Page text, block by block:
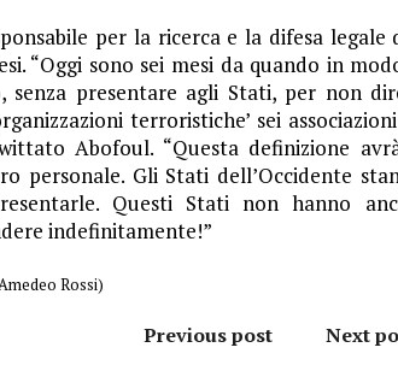
per la ricerca e la difesa
“Oggi sono sei mesi da quando in
senza presentare agli Stati, per non
terroristiche’ sei
Abofoul. “Questa definizione
personale. Gli Stati dell’Occidente
Questi Stati non hanno
indefinitamente!”
Rossi)
Previous post Next